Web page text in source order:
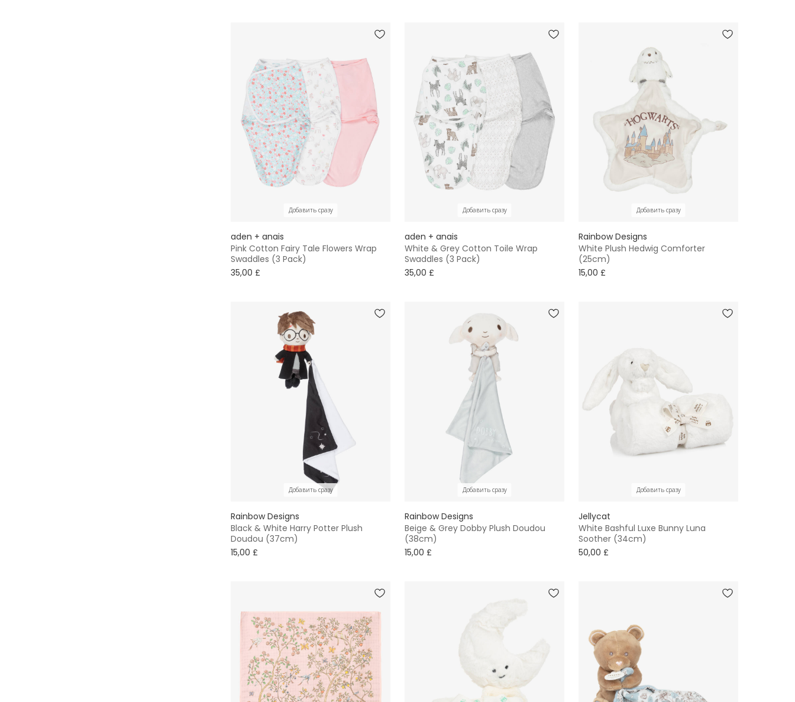
Добавить сразу
aden + anais
Pink Cotton Fairy Tale Flowers Wrap
Swaddles (3 Pack)
35,00 £
Добавить сразу
aden + anais
White & Grey Cotton Toile Wrap
Swaddles (3 Pack)
35,00 £
Добавить сразу
Rainbow Designs
White Plush Hedwig Comforter
(25cm)
15,00 £
Добавить сразу
Rainbow Designs
Black & White Harry Potter Plush
Doudou (37cm)
15,00 £
Добавить сразу
Rainbow Designs
Beige & Grey Dobby Plush Doudou
(38cm)
15,00 £
Добавить сразу
Jellycat
White Bashful Luxe Bunny Luna
Soother (34cm)
50,00 £